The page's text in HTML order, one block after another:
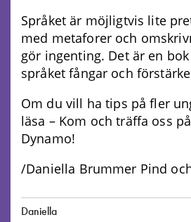
Språket är möjligtvis lite
med metaforer och
gör ingenting. Det är en
språket fångar och
Om du vill ha tips på fler
läsa – Kom och träffa oss
Dynamo!
/Daniella Brummer Pind
Daniella